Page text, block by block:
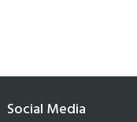
Social Media